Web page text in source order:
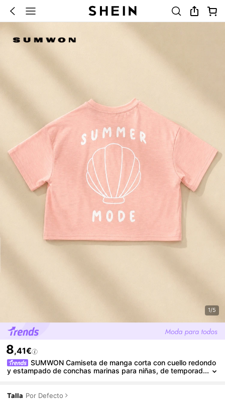
1/5
8,41€
SUMWON Camiseta de manga corta con cuello redondo
y estampado de conchas marinas para niñas, de temporad
Talla Por Defecto